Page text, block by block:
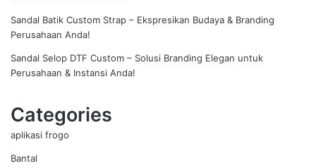
Sandal Batik Custom Strap – Ekspresikan Budaya & Branding
Perusahaan Anda!
Sandal Selop DTF Custom – Solusi Branding Elegan untuk
Perusahaan & Instansi Anda!
Categories
aplikasi frogo
Bantal